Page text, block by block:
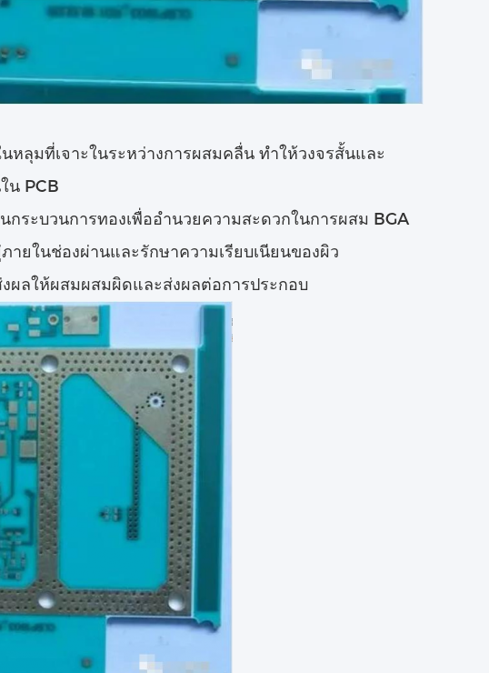
หลุมที่เจาะในระหว่างการผสมคลื่น ทําให้วงจรสั้นและ
น PCB
ระบวนการทองเพื่ออํานวยความสะดวกในการผสม BGA
ยในช่องผ่านและรักษาความเรียบเนียนของผิว
ผลให้ผสมผสมผิดและส่งผลต่อการประกอบ